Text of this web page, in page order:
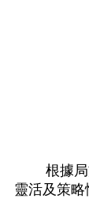
靈活及策